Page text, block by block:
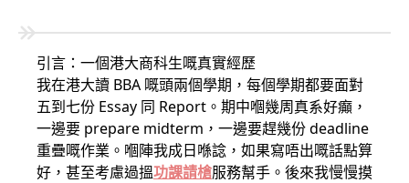
引言：一個港大商科生嘅真實經歷
我在港大讀 BBA 嘅頭兩個學期，每個學期都要面對
五到七份 Essay 同 Report。期中嗰幾周真系好癲，
一邊要 prepare midterm，一邊要趕幾份 deadline
重疊嘅作業。嗰陣我成日喺諗，如果寫唔出嘅話點算
好，甚至考慮過搵功課請槍服務幫手。後來我慢慢摸